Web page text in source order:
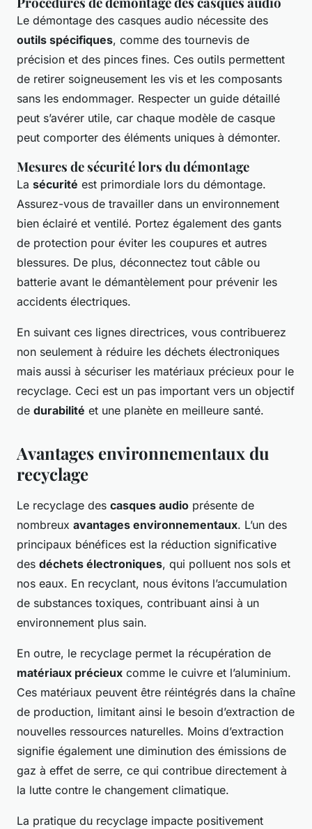
Le démontage des casques audio nécessite des
outils spécifiques, comme des tournevis de
précision et des pinces fines. Ces outils permettent
de retirer soigneusement les vis et les composants
sans les endommager. Respecter un guide détaillé
peut s’avérer utile, car chaque modèle de casque
peut comporter des éléments uniques à démonter.
Mesures de sécurité lors du démontage
La sécurité est primordiale lors du démontage.
Assurez-vous de travailler dans un environnement
bien éclairé et ventilé. Portez également des gants
de protection pour éviter les coupures et autres
blessures. De plus, déconnectez tout câble ou
batterie avant le démantèlement pour prévenir les
accidents électriques.
En suivant ces lignes directrices, vous contribuerez
non seulement à réduire les déchets électroniques
mais aussi à sécuriser les matériaux précieux pour le
recyclage. Ceci est un pas important vers un objectif
de durabilité et une planète en meilleure santé.
Avantages environnementaux du
recyclage
Le recyclage des casques audio présente de
nombreux avantages environnementaux. L’un des
principaux bénéfices est la réduction significative
des déchets électroniques, qui polluent nos sols et
nos eaux. En recyclant, nous évitons l’accumulation
de substances toxiques, contribuant ainsi à un
environnement plus sain.
En outre, le recyclage permet la récupération de
matériaux précieux comme le cuivre et l’aluminium.
Ces matériaux peuvent être réintégrés dans la chaîne
de production, limitant ainsi le besoin d’extraction de
nouvelles ressources naturelles. Moins d’extraction
signifie également une diminution des émissions de
gaz à effet de serre, ce qui contribue directement à
la lutte contre le changement climatique.
La pratique du recyclage impacte positivement